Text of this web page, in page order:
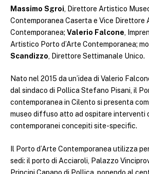
Massimo Sgroi, Direttore Artistico
Contemporanea Caserta e Vice Direttore
Contemporanea; Valerio Falcone,
Artistico Porto d’Arte Contemporanea;
Scandizzo, Direttore Settimanale Unico.
Nato nel 2015 da un’idea di Valerio
dal sindaco di Pollica Stefano Pisani, il
contemporanea in Cilento si presenta
museo diffuso atto ad ospitare interventi
contemporanei concepiti site-specific.
Il Porto d’Arte Contemporanea utilizza
sedi: il porto di Acciaroli, Palazzo